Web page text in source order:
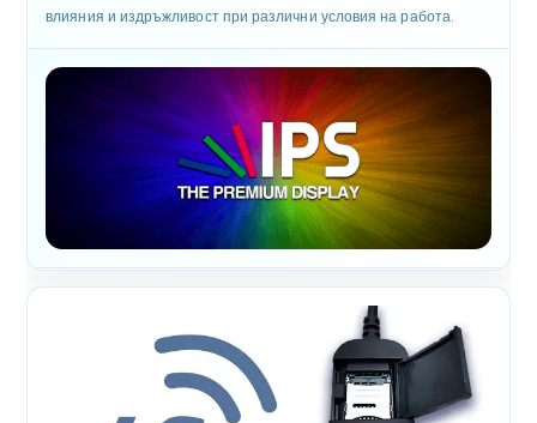
влияния и издръжливост при различни условия на работа.